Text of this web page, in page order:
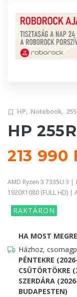
HP, Notebook,
HP
213
AMD Ryzen 3 7335U 3
1920X1080 (FULL HD) |
RAKTÁRON
HA MOST
Házhoz,
PÉNTEKRE
CSÜTÖRTÖKRE
SZERDÁRA
BUDAPESTEN)